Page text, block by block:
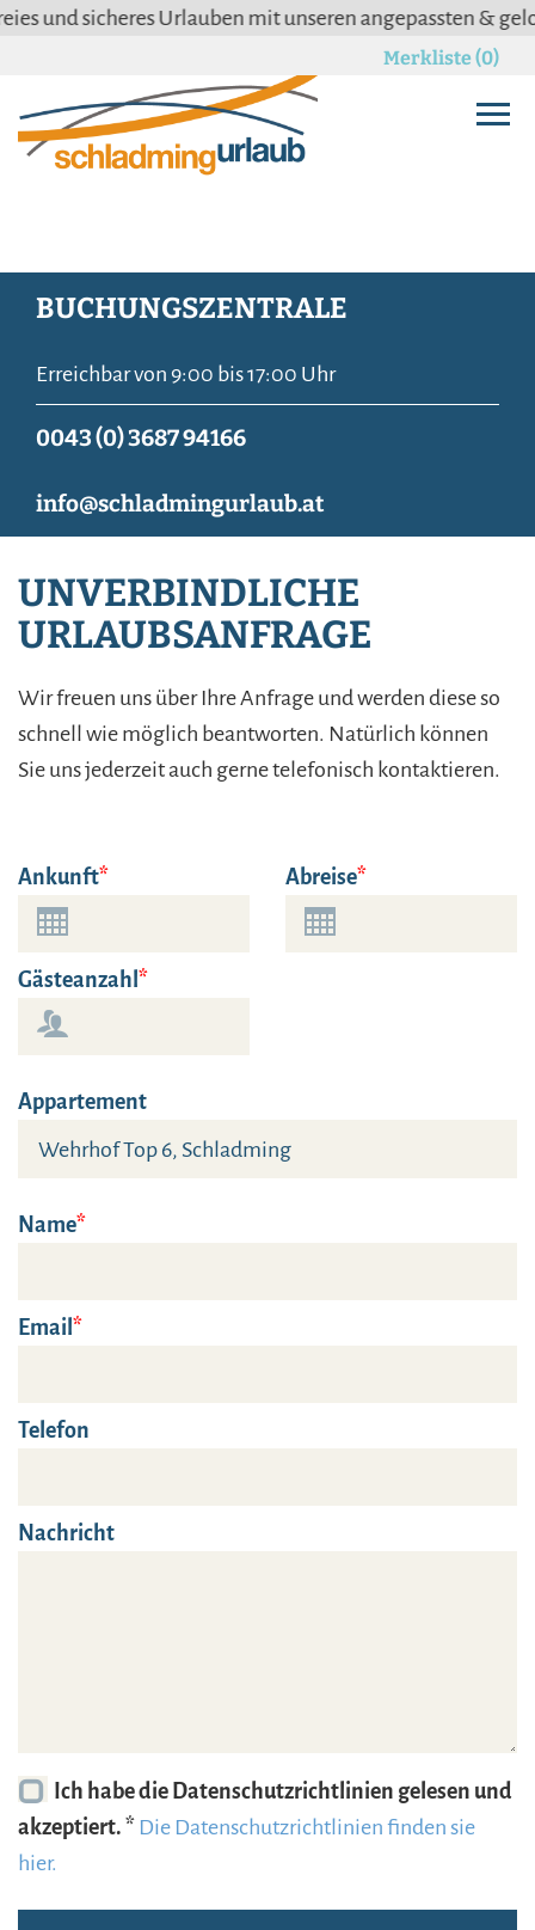
und sicheres Urlauben mit unseren angepassten &
Merkliste (0)
BUCHUNGSZENTRALE
Erreichbar von 9:00 bis 17:00 Uhr
0043 (0) 3687 94166
info@schladmingurlaub.at
UNVERBINDLICHE
URLAUBSANFRAGE
Wir freuen uns über Ihre Anfrage und werden diese so
schnell wie möglich beantworten. Natürlich können
Sie uns jederzeit auch gerne telefonisch kontaktieren.
Ankunft Abreise
Gästeanzahl
Appartement
Name
Email
Telefon
Nachricht
Ich habe die Datenschutzrichtlinien gelesen und
akzeptiert. * Die Datenschutzrichtlinien finden sie
hier.